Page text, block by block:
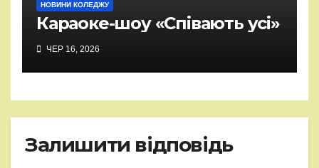
НОВИНИ КОЛЕДЖУ
Караоке-шоу «Співають усі»
ЧЕР 16, 2026
Залишити відповідь